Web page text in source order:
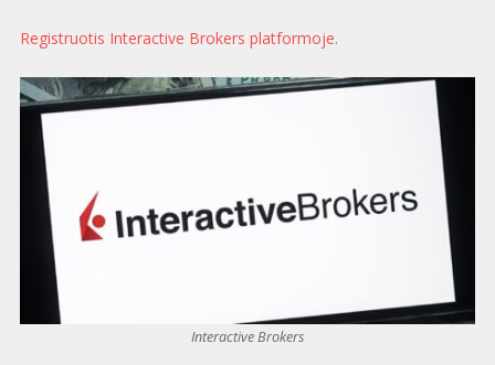
Registruotis Interactive Brokers platformoje.
Interactive Brokers